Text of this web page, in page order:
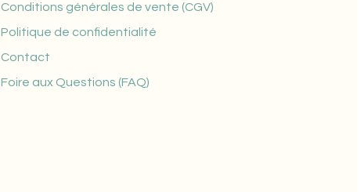
Conditions générales de vente (CGV)
Politique de confidentialité
Contact
Foire aux Questions (FAQ)